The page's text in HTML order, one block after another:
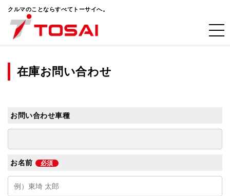
クルマのことならすべてトーサイへ。
在庫お問い合わせ
お問い合わせ車種
お名前 必須